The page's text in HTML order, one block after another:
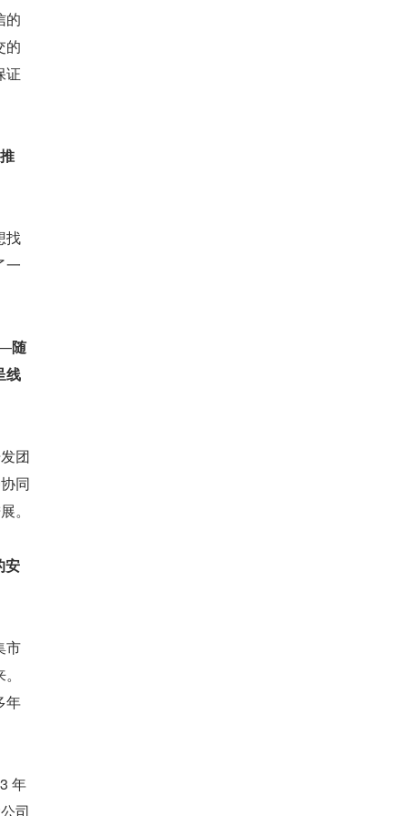
的
的
证
找
一
随
线
团
同
。
安
市
年
年
司